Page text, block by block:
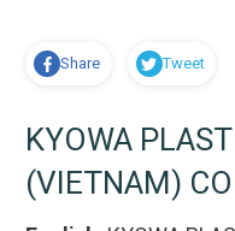
Share Tweet
KYOWA
(VIETNAM)